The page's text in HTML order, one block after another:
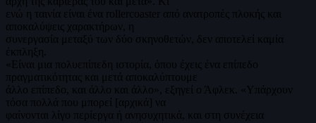
ενώ η ταινία είναι ένα rollercoaster από ανατροπές πλοκής και
αποκαλύψεις χαρακτήρων, η
συνεργασία μεταξύ των δύο σκηνοθετών, δεν αποτελεί καμία
έκπληξη.
«Είναι μια πολυεπίπεδη ιστορία, όπου έχεις ένα επίπεδο
πραγματικότητας και μετά αποκαλύπτουμε
άλλο επίπεδο, και άλλο και άλλο», εξηγεί ο Άφλεκ. «Υπάρχουν
τόσα πολλά που μπορεί [αρχικά] να
φαίνονται λίγο περίεργα ή ανησυχητικά, και στη συνέχεια